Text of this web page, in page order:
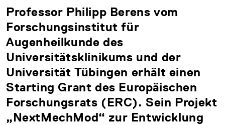
Professor Philipp Berens vom
Forschungsinstitut für
Augenheilkunde des
Universitätsklinikums und der
Universität Tübingen erhält einen
Starting Grant des Europäischen
Forschungsrats (ERC). Sein Projekt
„NextMechMod“ zur Entwicklung